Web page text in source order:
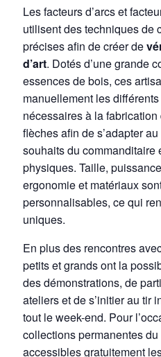
Les facteurs d’arcs et
utilisent des techniques de
précises afin de créer de
d’art. Dotés d’une grande
essences de bois, ces
manuellement les
nécessaires à la
flèches afin de s’adapter
souhaits du commanditaire
physiques. Taille,
ergonomie et matériaux
personnalisables, ce qui
uniques.
En plus des rencontres
petits et grands ont la
des démonstrations, de
ateliers et de s’initier au tir
tout le week-end. Pour
collections permanentes
accessibles gratuitement